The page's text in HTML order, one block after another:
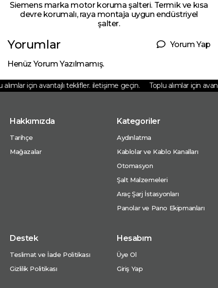
Siemens marka motor koruma şalteri. Termik ve kısa
devre korumalı, raya montaja uygun endüstriyel
şalter.
Yorumlar Yorum Yap
Henüz Yorum Yazılmamış.
için avantajlı teklifler. iletişime geçin. Toplu alımlar için
Hakkımızda
Tarihçe
Mağazalar
Kategoriler
Aydınlatma
Kablolar ve Kablo Kanalları
Otomasyon
Şalt Malzemeleri
Araç Şarj İstasyonları
Panolar ve Pano Ekipmanları
Destek
Teslimat ve İade Politikası
Gizlilik Politikası
Hesabım
Üye Ol
Giriş Yap